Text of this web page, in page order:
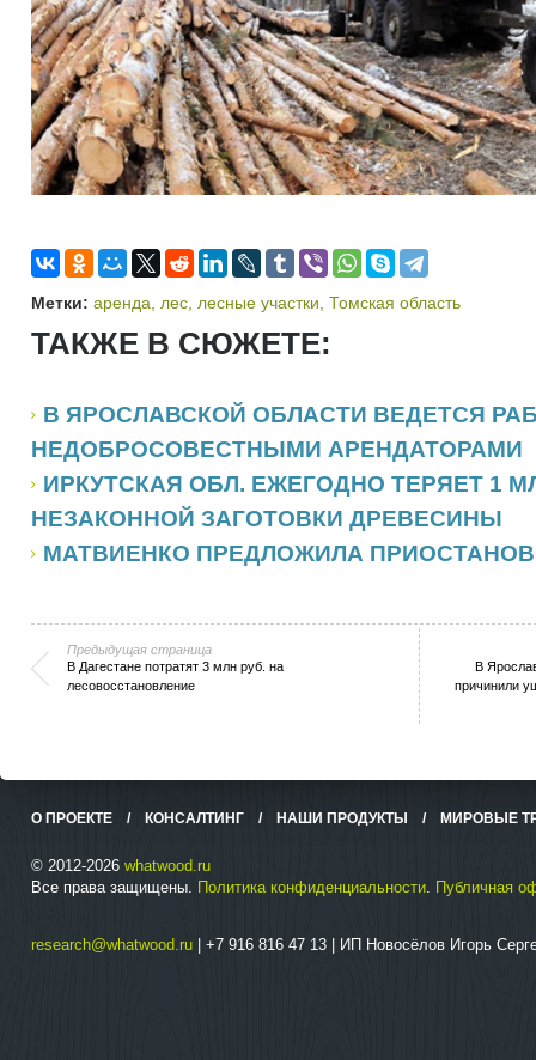
Метки: аренда лес лесные участки Томская область
ТАКЖЕ В СЮЖЕТЕ:
В ЯРОСЛАВСКОЙ ОБЛАСТИ ВЕДЕТСЯ
НЕДОБРОСОВЕСТНЫМИ АРЕНДАТОРАМИ
ИРКУТСКАЯ ОБЛ. ЕЖЕГОДНО ТЕРЯЕТ 1
НЕЗАКОННОЙ ЗАГОТОВКИ ДРЕВЕСИНЫ
МАТВИЕНКО ПРЕДЛОЖИЛА
Предыдущая страница
В Дагестане потратят 3 млн руб. на
лесовосстановление
В
причинили
О ПРОЕКТЕ / КОНСАЛТИНГ / НАШИ ПРОДУКТЫ / МИРОВЫЕ
© 2012-2026 whatwood.ru
Все права защищены. Политика конфиденциальности. Публичная
research@whatwood.ru | +7 916 816 47 13 | ИП Новосёлов Игорь